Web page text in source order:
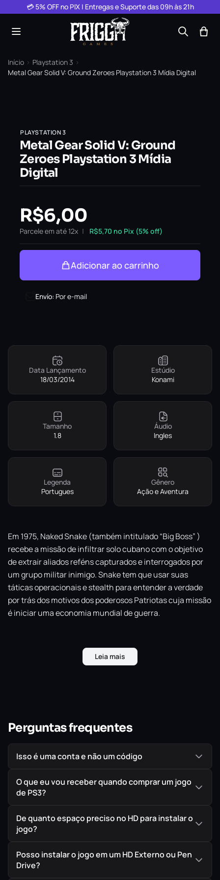
Pular para o conteúdo
💳 5% OFF no PIX | Entregas e Suporte das 09h às 21h
Início › Playstation 3 ›
Metal Gear Solid V: Ground Zeroes Playstation 3 Mídia Digital
PLAYSTATION 3
Metal Gear Solid V: Ground
Zeroes Playstation 3 Mídia
Digital
R$6,00
Parcele em até 12x R$5,70 no Pix (5% off)
Adicionar ao carrinho
Envío: Por e-mail
Data Lançamento
18/03/2014
Estúdio
Konami
Tamanho
1.8
Áudio
Ingles
Legenda
Portugues
Gênero
Ação e Aventura
Em 1975, Naked Snake (também intitulado “Big Boss” )
recebe a missão de infiltrar solo cubano com o objetivo
de extrair aliados reféns capturados e interrogados por
um grupo militar inimigo. Snake tem que usar suas
táticas operacionais e stealth para entender a verdade
por trás dos motivos dos poderosos Patriotas cuja missão
é iniciar uma economia mundial de guerra.
Leia mais
Perguntas frequentes
Isso é uma conta e não um código
O que eu vou receber quando comprar um jogo
de PS3?
De quanto espaço preciso no HD para instalar o
jogo?
Posso instalar o jogo em um HD Externo ou Pen
Drive?